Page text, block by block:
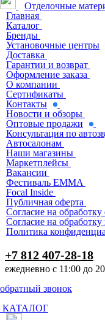
Отделочные
Главная
Каталог
Бренды
Установочные центры
Доставка
Гарантии и возврат
Оформление заказа
О компании
Сертификаты
Контакты
Новости и обзоры
Оптовые продажи
Консультация по
Автосалонам
Наши магазины
Маркетплейсы
Вакансии
Фестиваль EMMA
Focal Inside
Публичная оферта
Согласие на
Согласие на
Политика
+7 812 407-28-18
ежедневно с 11:00 до
обратный звонок
КАТАЛОГ